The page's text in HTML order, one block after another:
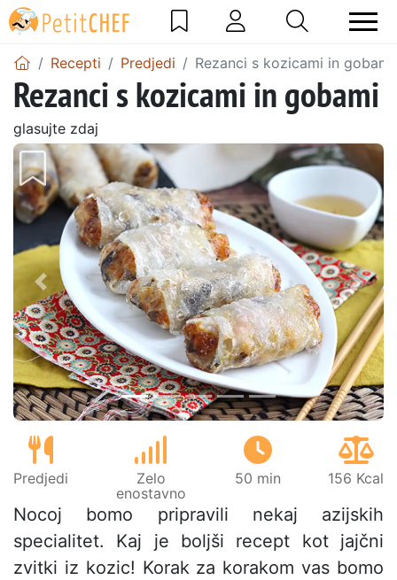
Recepti Predjedi Rezanci s kozicami in gobami
Rezanci s kozicami in gobami
glasujte zdaj
Prejšnji
Predjedi
Zelo
enostavno
50 min 156 Kcal
Nocoj bomo pripravili nekaj azijskih
specialitet. Kaj je boljši recept kot jajčni
zvitki iz kozic! Korak za korakom vas bomo